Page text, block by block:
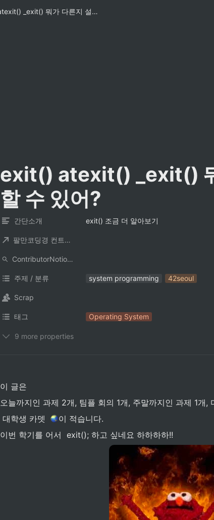
exit() atexit() _exit() 뭐가 다른지 설명할 수 있어?
exit() atexit() _exit()
할 수 있어?
간단소개 exit() 조금 더 알아보기
팔만코딩경 컨트리뷰터
ContributorNotionAccount
주제 / 분류 system programming 42seoul
Scrap
태그 Operating System
9 more properties
이 글은
오늘까지인 과제 2개, 팀플 회의 1개, 주말까지인 과제 1개,
대학생 카뎃
이 적습니다.
이번 학기를 어서  exit(); 하고 싶네요 하하하하!!